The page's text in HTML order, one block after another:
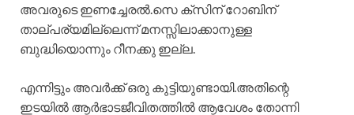
അവരുടെ ഇണച്ചേരൽ.സെ ക്സിന് റോബിന്
താല്പര്യമില്ലെന്ന് മനസ്സിലാക്കാനുള്ള
ബുദ്ധിയൊന്നും റീനക്കു ഇല്ല.
എന്നിട്ടും അവർക്ക് ഒരു കുട്ടിയുണ്ടായി.അതിന്റെ
ഇടയിൽ ആർഭാടജീവിതത്തിൽ ആവേശം തോന്നി